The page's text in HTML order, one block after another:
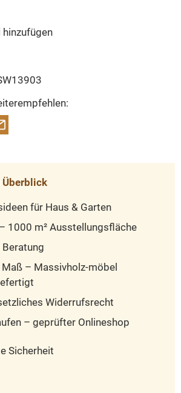
Überblick
für Haus & Garten
1000 m² Ausstellungsfläche
– Massivholz-möbel
Widerrufsrecht
– geprüfter Onlineshop
Sicherheit